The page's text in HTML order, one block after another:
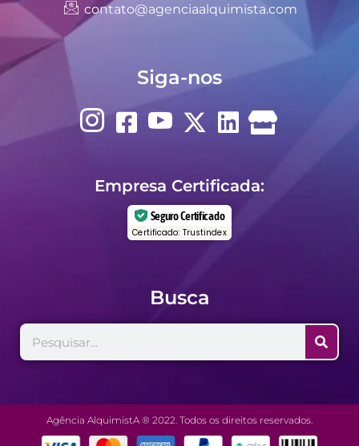
contato@agenciaalquimista.com
Siga-nos
Empresa Certificada:
Seguro Certificado
Certificado: Trustindex
Busca
Agência AlquimistA ® 2022. Todos os direitos reservados.